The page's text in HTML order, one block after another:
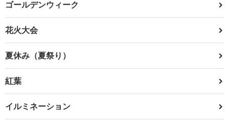
ゴールデンウィーク
花火大会
夏休み（夏祭り）
紅葉
イルミネーション